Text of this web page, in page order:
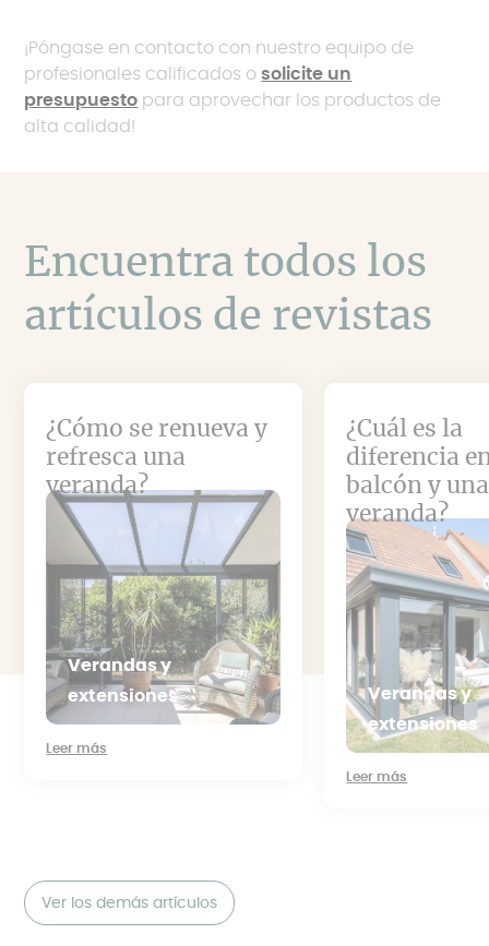
¡Póngase en contacto con nuestro equipo de
profesionales calificados osolicite un
presupuesto para aprovechar los productos de
alta calidad!
Encuentra todos los
artículos de revistas
¿Cómo se renueva y
refresca una
veranda?
Verandas y
extensiones
Leer más
¿Cuál es la
diferencia
balcón y una
veranda?
Verandas y
extensiones
Leer más
Ver los demás artículos